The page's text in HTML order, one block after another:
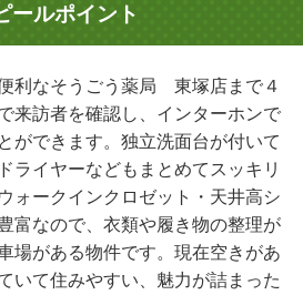
ールポイント
利なそうごう薬局 東塚店まで４
来訪者を確認し、インターホンで
ができます。独立洗面台が付いて
ライヤーなどもまとめてスッキリ
ォークインクロゼット・天井高シ
富なので、衣類や履き物の整理が
場がある物件です。現在空きがあ
いて住みやすい、魅力が詰まった